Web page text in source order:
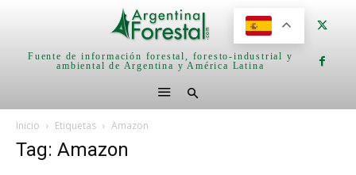
Fuente de información forestal, foresto-industrial y
ambiental de Argentina y América Latina
Inicio Etiquetas Amazon
Tag: Amazon